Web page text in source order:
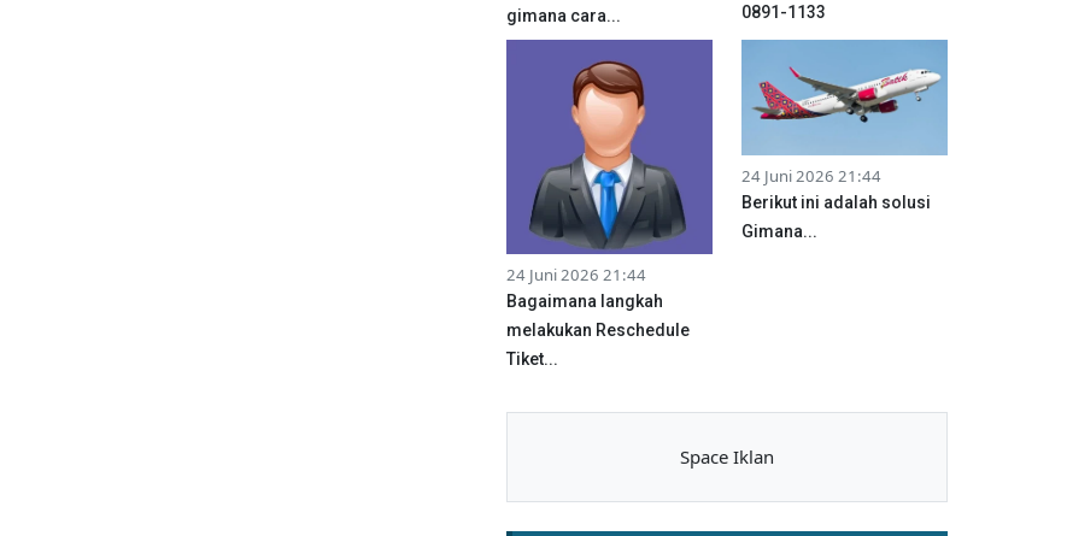
gimana cara...
0891-1133
24 Juni 2026 21:44
Bagaimana langkah
melakukan Reschedule
Tiket...
24 Juni 2026 21:44
Berikut ini adalah solusi
Gimana...
Space Iklan